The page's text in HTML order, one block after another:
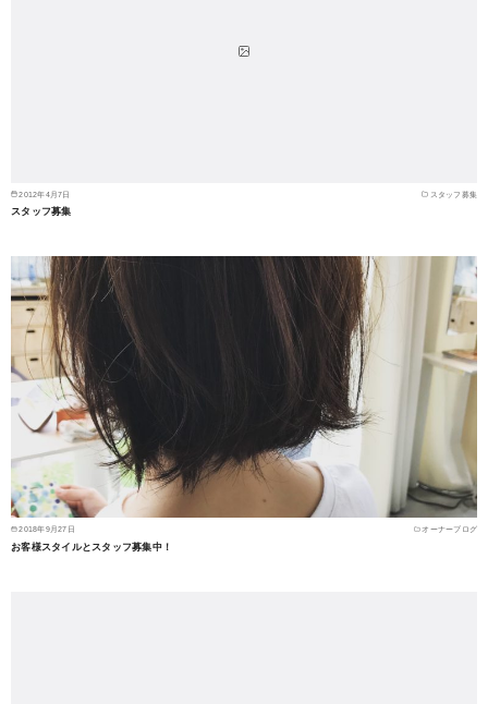
2012年4月7日 スタッフ募集
スタッフ募集
2018年9月27日 オーナーブログ
お客様スタイルとスタッフ募集中！